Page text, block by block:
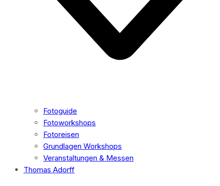
Fotoguide
Fotoworkshops
Fotoreisen
Grundlagen Workshops
Veranstaltungen & Messen
Thomas Adorff